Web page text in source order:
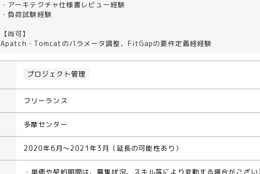
・アーキテクチャ仕様書レビュー経験
・負荷試験経験
【尚可】
Apatch・Tomcatのパラメータ調整、FitGapの要件定義経経験
プロジェクト管理
フリーランス
多摩センター
2020年6月～2021年3月（延長の可能性あり）
・単価や契約期間は、募集状況、スキル等により変動する場合がござ